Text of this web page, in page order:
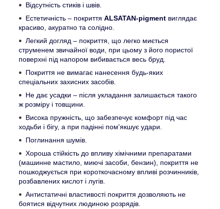
Відсутність стиків і швів.
Естетичність – покриття ALSATAN-pigment виглядає
красиво, акуратно та солідно.
Легкий догляд – покриття, що легко миється
струменем звичайної води, при цьому з його пористої
поверхні під напором вибивається весь бруд.
Покриття не вимагає нанесення будь-яких
спеціальних захисних засобів.
Не дає усадки – після укладання залишається такого
ж розміру і товщини.
Висока пружність, що забезпечує комфорт під час
ходьби і бігу, а при падінні пом'якшує удари.
Поглинання шумів.
Хороша стійкість до впливу хімічними препаратами
(машинне мастило, миючі засоби, бензин), покриття не
пошкоджується при короткочасному впливі розчинників,
розбавлених кислот і лугів.
Антистатичні властивості покриття дозволяють не
боятися відчутних людиною розрядів.